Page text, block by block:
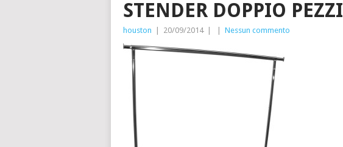
STENDER DOPPIO PEZZI
houston 20/09/2014 Nessun commento